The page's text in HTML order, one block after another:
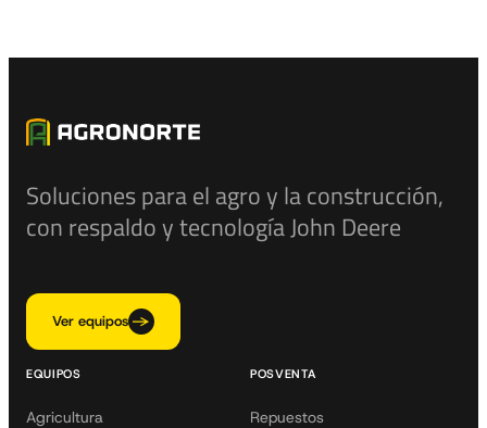
Soluciones para el agro y la construcción,
con respaldo y tecnología John Deere
Ver equipos
EQUIPOS
Agricultura
POSVENTA
Repuestos